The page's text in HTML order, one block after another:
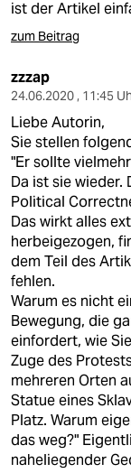
ist der Artikel
zum Beitrag
zzzap
24.06.2020 , 11:45
Liebe Autorin,
Sie stellen
"Er sollte
Da ist sie
Political
Das wirkt alles
herbeigezogen,
dem Teil des
fehlen.
Warum es nicht
Bewegung, die
einfordert, wie
Zuge des
mehreren Orten
Statue eines
Platz. Warum
das weg?"
naheliegender